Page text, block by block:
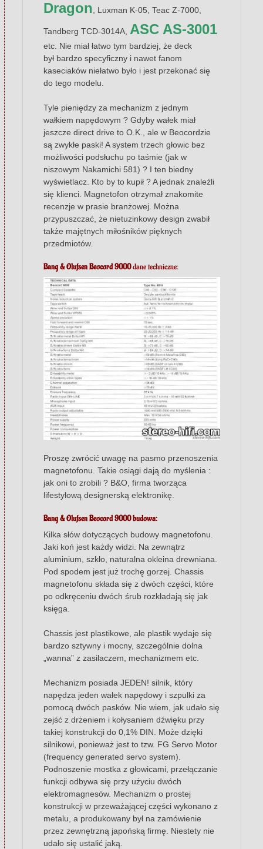
Dragon , Luxman K-05, Teac Z-7000,
Tandberg TCD-3014A, ASC AS-3001
etc. Nie miał łatwo tym bardziej, że deck
był bardzo specyficzny i nawet fanom
kaseciaków niełatwo było i jest przekonać się
do tego modelu.
Tyle pieniędzy za mechanizm z jednym
wałkiem napędowym ? Gdyby wałek miał
jeszcze direct drive to O.K., ale w Beocordzie
są zwykłe paski! A system trzech głowic bez
możliwości podsłuchu po taśmie (jak w
niszowym Nakamichi 581) ? I ten biedny
wyświetlacz. Kto by to kupił ? A jednak znaleźli
się klienci. Magnetofon otrzymał znakomite
recenzje w prasie branżowej. Można
przypuszczać, że nietuzinkowy design zwabił
także majętnych miłośników pięknych
przedmiotów.
Bang & Olufsen Beocord 9000dane techniczne:
Proszę zwrócić uwagę na pasmo przenoszenia
magnetofonu. Takie osiągi dają do myślenia :
jak oni to zrobili ? B&O, firma tworząca
lifestylową designerską elektronikę.
Bang & Olufsen Beocord 9000budowa:
Kilka słów dotyczących budowy magnetofonu.
Jaki koń jest każdy widzi. Na zewnątrz
aluminium, szkło, naturalna okleina drewniana.
Pod spodem jest już trochę gorzej. Chassis
magnetofonu składa się z dwóch części, które
po odkręceniu dwóch śrub rozkładają się jak
księga.
Chassis jest plastikowe, ale plastik wydaje się
bardzo sztywny i mocny, szczególnie dolna
„wanna” z zasilaczem, mechanizmem etc.
Mechanizm posiada JEDEN! silnik, który
napędza jeden wałek napędowy i szpulki za
pomocą dwóch pasków. Nie wiem, jak udało się
zejść z drżeniem i kołysaniem dźwięku przy
takiej konstrukcji do 0,1% DIN. Może dzięki
silnikowi, ponieważ jest to tzw. FG Servo Motor
(frequency generated servo system).
Podnoszenie mostka z głowicami, przełączanie
funkcji odbywa się przy użyciu dwóch
elektromagnesów. Mechanizm o prostej
konstrukcji w przeważającej części wykonano z
metalu, a produkowany był na zamówienie
przez zewnętrzną japońską firmę. Niestety nie
udało się ustalić jaką.